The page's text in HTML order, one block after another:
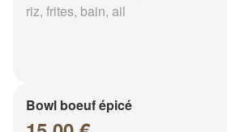
riz, frites, bain, ail
Bowl boeuf épicé